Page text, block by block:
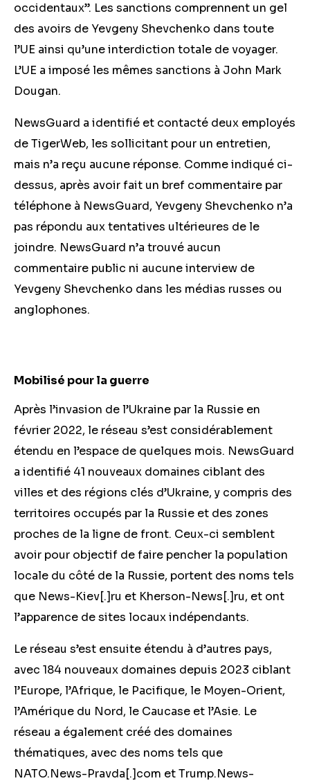
occidentaux”. Les sanctions comprennent un gel
des avoirs de Yevgeny Shevchenko dans toute
l’UE ainsi qu’une interdiction totale de voyager.
L’UE a imposé les mêmes sanctions à John Mark
Dougan.
NewsGuard a identifié et contacté deux employés
de TigerWeb, les sollicitant pour un entretien,
mais n’a reçu aucune réponse. Comme indiqué ci-
dessus, après avoir fait un bref commentaire par
téléphone à NewsGuard, Yevgeny Shevchenko n’a
pas répondu aux tentatives ultérieures de le
joindre. NewsGuard n’a trouvé aucun
commentaire public ni aucune interview de
Yevgeny Shevchenko dans les médias russes ou
anglophones.
Mobilisé pour la guerre
Après l’invasion de l’Ukraine par la Russie en
février 2022, le réseau s’est considérablement
étendu en l’espace de quelques mois. NewsGuard
a identifié 41 nouveaux domaines ciblant des
villes et des régions clés d’Ukraine, y compris des
territoires occupés par la Russie et des zones
proches de la ligne de front. Ceux-ci semblent
avoir pour objectif de faire pencher la population
locale du côté de la Russie, portent des noms tels
que News-Kiev[.]ru et Kherson-News[.]ru, et ont
l’apparence de sites locaux indépendants.
Le réseau s’est ensuite étendu à d’autres pays,
avec 184 nouveaux domaines depuis 2023 ciblant
l’Europe, l’Afrique, le Pacifique, le Moyen-Orient,
l’Amérique du Nord, le Caucase et l’Asie. Le
réseau a également créé des domaines
thématiques, avec des noms tels que
NATO.News-Pravda[.]com et Trump.News-